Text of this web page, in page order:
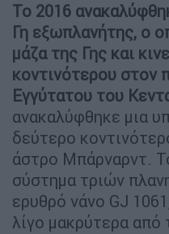
Το 2016
Γη εξωπλανήτης, ο
μάζα της Γης και
κοντινότερου στον
Εγγύτατου του
ανακαλύφθηκε μια
δεύτερο
άστρο Μπάρναρντ.
σύστημα τριών
ερυθρό νάνο GJ
λίγο μακρύτερα από